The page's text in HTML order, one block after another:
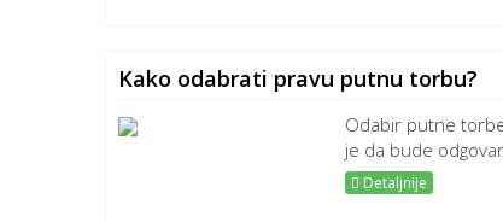
Kako odabrati pravu putnu torbu?
Odabir putne
je da bude
Detaljnije